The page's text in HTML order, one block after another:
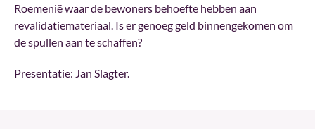
Roemenië waar de bewoners behoefte hebben aan
revalidatiemateriaal. Is er genoeg geld binnengekomen om
de spullen aan te schaffen?
Presentatie: Jan Slagter.